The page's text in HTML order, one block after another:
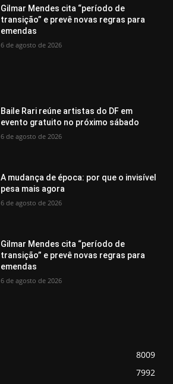
Gilmar Mendes cita “período de
transição” e prevê novas regras para
emendas
6 de agosto de 2026
Baile Rari reúne artistas do DF em
evento gratuito no próximo sábado
6 de agosto de 2026
A mudança de época: por que o invisível
pesa mais agora
6 de agosto de 2026
Gilmar Mendes cita “período de
transição” e prevê novas regras para
emendas
6 de agosto de 2026
8009
7992